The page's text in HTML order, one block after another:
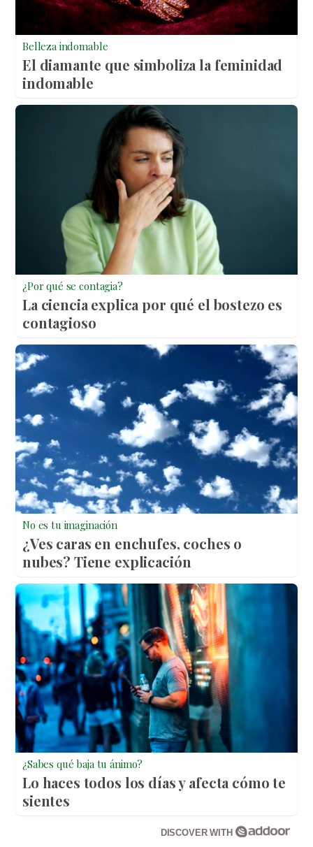
Belleza indomable
El diamante que simboliza la feminidad
indomable
¿Por qué se contagia?
La ciencia explica por qué el bostezo es
contagioso
No es tu imaginación
¿Ves caras en enchufes, coches o
nubes? Tiene explicación
¿Sabes qué baja tu ánimo?
Lo haces todos los días y afecta cómo te
sientes
DISCOVER WITH